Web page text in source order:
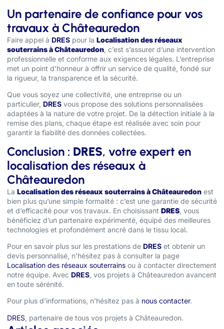
Un partenaire de confiance pour vos
travaux à Châteauredon
Faire appel à DRES pour la Localisation des réseaux
souterrains à Châteauredon , c’est s’assurer d’une intervention
professionnelle et conforme aux exigences légales. L’entreprise
met un point d’honneur à offrir un service de qualité, fondé sur
la rigueur, la transparence et la sécurité.
Que vous soyez une collectivité, une entreprise ou un
particulier, DRES vous propose des solutions personnalisées
adaptées à la nature de votre projet. De la détection initiale à la
remise des plans, chaque étape est réalisée avec soin pour
garantir la fiabilité des données collectées.
Conclusion : DRES, votre expert en
localisation des réseaux à
Châteauredon
La Localisation des réseaux souterrains à Châteauredon est
bien plus qu’une simple formalité : c’est une garantie de sécurité
et d’efficacité pour vos travaux. En choisissant DRES , vous
bénéficiez d’un partenaire expérimenté, équipé des meilleures
technologies et profondément ancré dans le tissu local.
Pour en savoir plus sur les prestations de DRES et obtenir un
devis personnalisé, n’hésitez pas à consulter la page
Localisation des réseaux souterrains ou à contacter directement
notre équipe. Avec DRES , vos projets à Châteauredon avancent
en toute sérénité.
Pour plus d’informations, n’hésitez pas à nous contacter.
DRES , partenaire de tous vos projets à Châteauredon.